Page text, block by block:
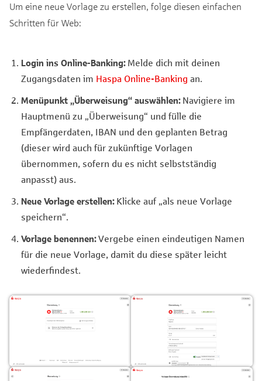
Um eine neue Vorlage zu erstellen, folge diesen einfachen
Schritten für Web:
Login ins Online-Banking: Melde dich mit deinen
Zugangsdaten im Haspa Online-Banking an.
Menüpunkt „Überweisung“ auswählen: Navigiere im
Hauptmenü zu „Überweisung“ und fülle die
Empfängerdaten, IBAN und den geplanten Betrag
(dieser wird auch für zukünftige Vorlagen
übernommen, sofern du es nicht selbstständig
anpasst) aus.
Neue Vorlage erstellen: Klicke auf „als neue Vorlage
speichern“.
Vorlage benennen:Vergebe einen eindeutigen Namen
für die neue Vorlage, damit du diese später leicht
wiederfindest.